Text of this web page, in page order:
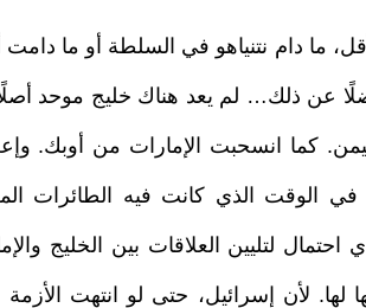
ما دام نتنياهو في السلطة أو ما
ذلك… لم يعد هناك خليج موحد أصلًا.
كما انسحبت الإمارات من أوبك.
في الوقت الذي كانت فيه الطائرات
لتليين العلاقات بين الخليج
لأن إسرائيل، حتى لو انتهت الأزمة